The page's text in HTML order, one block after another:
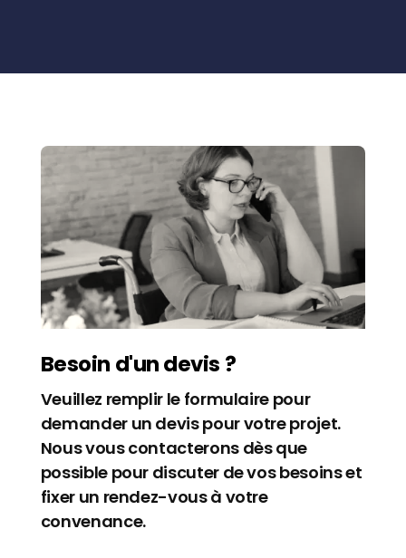
Besoin d'un devis ?
Veuillez remplir le formulaire pour
demander un devis pour votre projet.
Nous vous contacterons dès que
possible pour discuter de vos besoins et
fixer un rendez-vous à votre
convenance.